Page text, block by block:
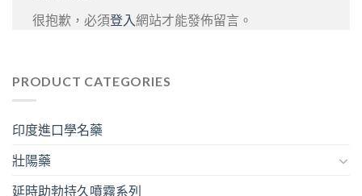
很抱歉，必須登入 網站才能發佈留言。
PRODUCT CATEGORIES
印度進口學名藥
壯陽藥
延時助勃持久噴霧系列